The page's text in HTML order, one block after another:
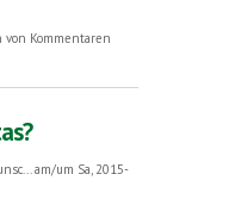
gemeinsam das Ahrtal
von Kommentaren
am/um Sa, 2015-